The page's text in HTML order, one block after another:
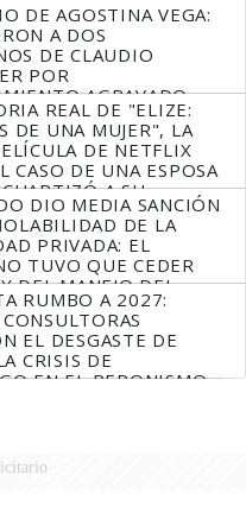
DE AGOSTINA VEGA:
A DOS
DE CLAUDIO
POR
AGRAVADO
REAL DE "ELIZE:
DE UNA MUJER", LA
DE NETFLIX
CASO DE UNA ESPOSA
A SU
DIO MEDIA SANCIÓN
DE LA
PRIVADA: EL
TUVO QUE CEDER
DEL MANEJO DEL
RUMBO A 2027:
EL DESGASTE DE
CRISIS DE
EN EL PERONISMO